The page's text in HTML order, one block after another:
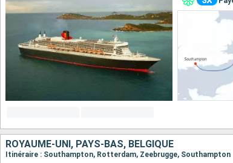
ROYAUME-UNI, PAYS-BAS, BELGIQUE
Itinéraire : Southampton, Rotterdam, Zeebrugge, Southampton